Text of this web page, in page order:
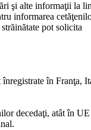
şi alte informaţii la
informarea
pot solicita
în Franţa,
decedaţi, atât în